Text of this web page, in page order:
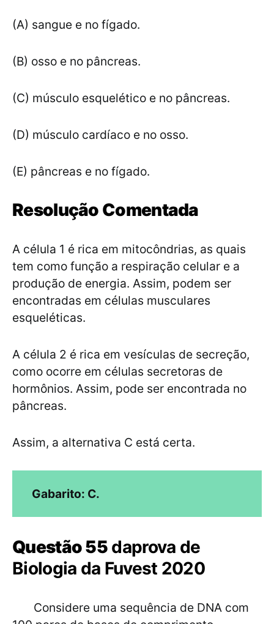
(A) sangue e no fígado.
(B) osso e no pâncreas.
(C) músculo esquelético e no pâncreas.
(D) músculo cardíaco e no osso.
(E) pâncreas e no fígado.
Resolução Comentada
A célula 1 é rica em mitocôndrias, as quais
tem como função a respiração celular e a
produção de energia. Assim, podem ser
encontradas em células musculares
esqueléticas.
A célula 2 é rica em vesículas de secreção,
como ocorre em células secretoras de
hormônios. Assim, pode ser encontrada no
pâncreas.
Assim, a alternativa C está certa.
Gabarito: C.
Questão 55 daprova de
Biologia da Fuvest 2020
Considere uma sequência de DNA com